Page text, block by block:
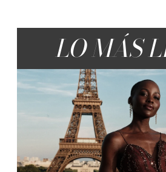
LO MÁS